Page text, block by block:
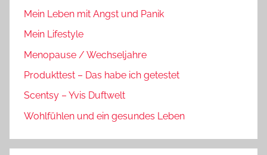
Mein Leben mit Angst und Panik
Mein Lifestyle
Menopause / Wechseljahre
Produkttest – Das habe ich getestet
Scentsy – Yvis Duftwelt
Wohlfühlen und ein gesundes Leben